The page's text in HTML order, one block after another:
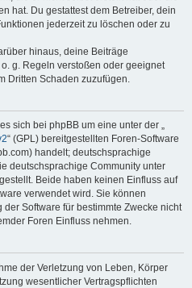
hat. Du gestattest dem Betreiber, dein
jederzeit zu löschen oder zu
hinaus, deine Beiträge
g. Regeln verstoßen oder geeignet
Dritten Schaden zuzufügen.
sich bei phpBB um eine unter der „
“ (GPL) bereitgestellten Foren-Software
handelt; deutschsprachige
deutschsprachige Community unter
Beide haben keinen Einfluss auf
verwendet wird. Sie können
Software für bestimmte Zwecke nicht
Foren Einfluss nehmen.
der Verletzung von Leben, Körper
wesentlicher Vertragspflichten